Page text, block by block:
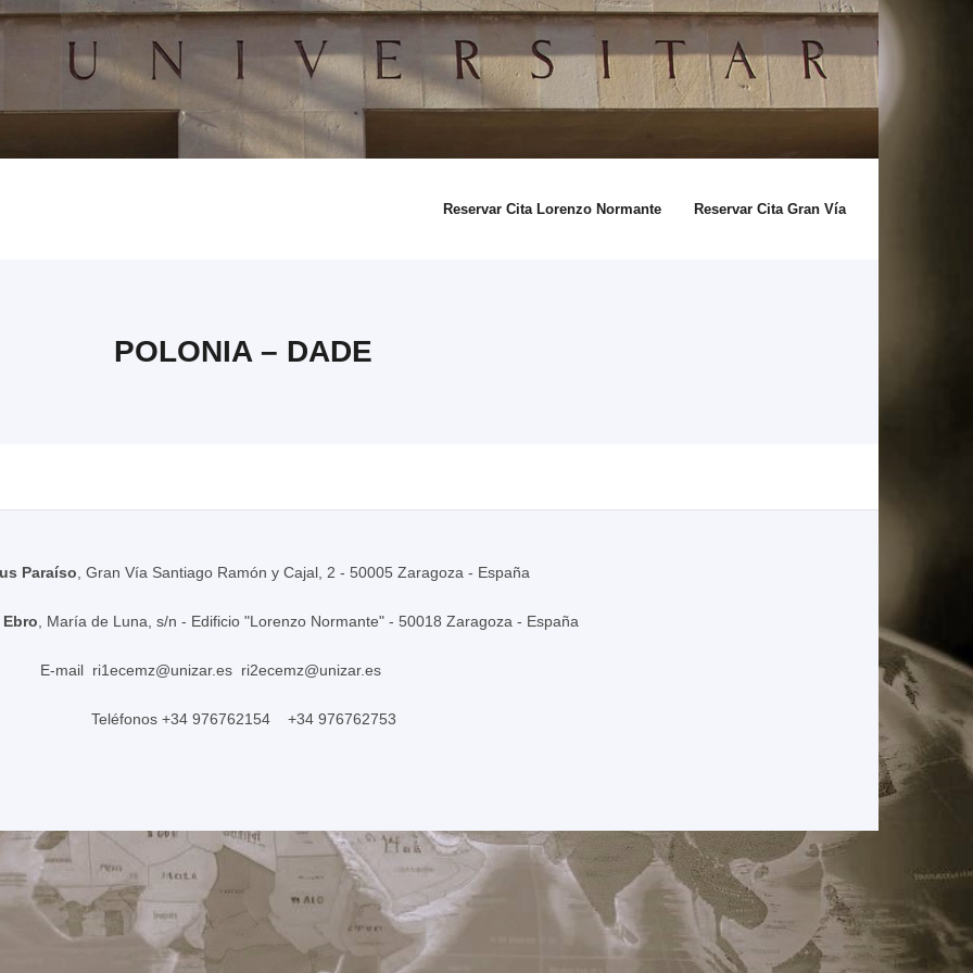
Reservar Cita Lorenzo Normante Reservar Cita Gran Vía
POLONIA – DADE
Paraíso , Gran Vía Santiago Ramón y Cajal, 2 - 50005 Zaragoza - España
, María de Luna, s/n - Edificio "Lorenzo Normante" - 50018 Zaragoza - España
E-mail ri1ecemz@unizar.es ri2ecemz@unizar.es
Teléfonos +34 976762154 +34 976762753